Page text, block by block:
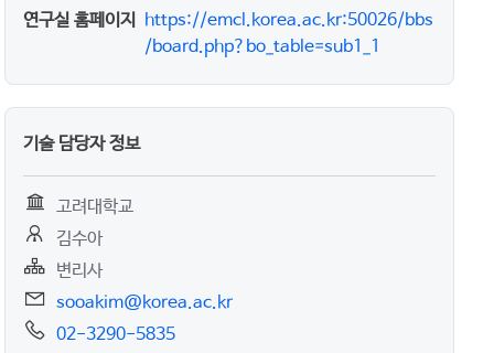
연구실 홈페이지
https://emcl.korea.ac.kr:50026/bbs
/board.php?bo_table=sub1_1
기술 담당자 정보
고려대학교
김수아
변리사
sooakim@korea.ac.kr
02-3290-5835